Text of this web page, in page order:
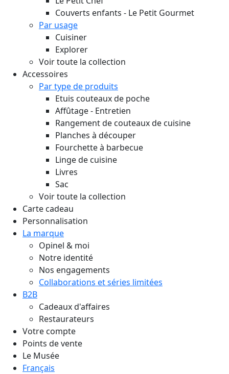
Couverts enfants - Le Petit Gourmet
Par usage
Cuisiner
Explorer
Voir toute la collection
Accessoires
Par type de produits
Etuis couteaux de poche
Affûtage - Entretien
Rangement de couteaux de cuisine
Planches à découper
Fourchette à barbecue
Linge de cuisine
Livres
Sac
Voir toute la collection
Carte cadeau
Personnalisation
La marque
Opinel & moi
Notre identité
Nos engagements
Collaborations et séries limitées
B2B
Cadeaux d'affaires
Restaurateurs
Votre compte
Points de vente
Le Musée
Français